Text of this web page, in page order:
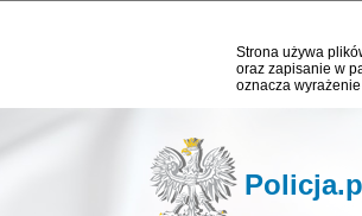
Strona używa
oraz zapisanie w
oznacza